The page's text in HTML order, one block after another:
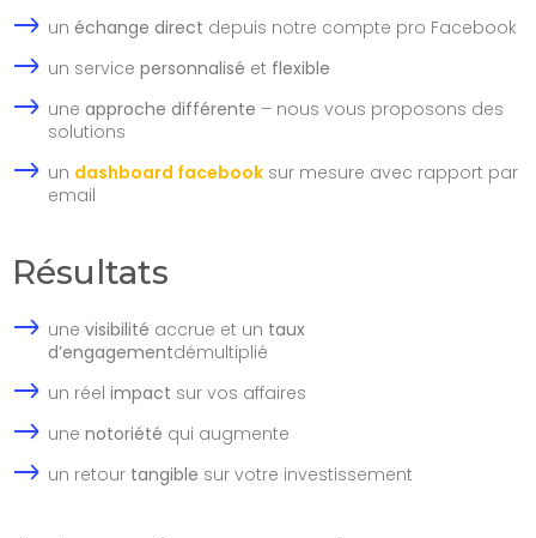
un échange direct depuis notre compte pro Facebook
un service personnalisé et flexible
une approche différente – nous vous proposons des
solutions
un dashboard facebook sur mesure avec rapport par
email
Résultats
une visibilité accrue et un taux
d’engagementdémultiplié
un réel impact sur vos affaires
une notoriété qui augmente
un retour tangible sur votre investissement